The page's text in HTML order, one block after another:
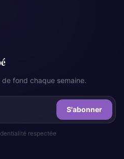
fond chaque semaine.
S'abonner
respectée